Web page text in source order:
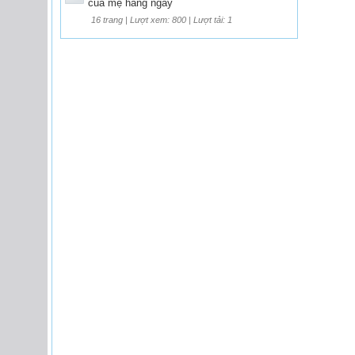
của mẹ hàng ngày
16 trang | Lượt xem: 800 | Lượt tải: 1